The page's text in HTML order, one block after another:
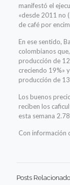
manifestó el
«desde 2011 no
de café por
En ese sentido,
colombianos
producción de
creciendo 19%»
producción de
Los buenos
reciben los
esta semana
Con información
Posts